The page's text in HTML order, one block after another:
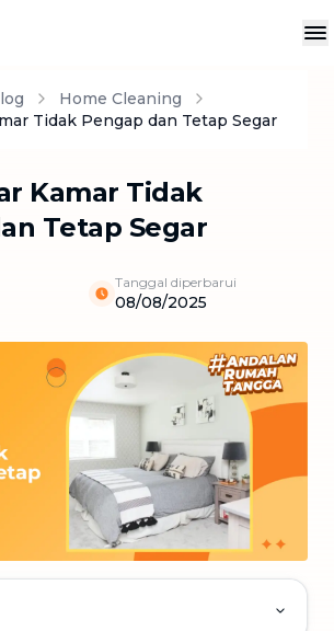
Home Cleaning
Tidak Pengap dan Tetap Segar
Kamar Tidak
Tetap Segar
Tanggal diperbarui
08/08/2025